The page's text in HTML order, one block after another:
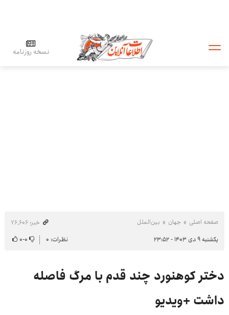
نسخه روزنامه
صفحه اصلی جهان بین‌الملل
خبر: ۷۶٬۶۰۶
یکشنبه ۹ دی ۱۴۰۳ - ۲۳:۵۲
نظرات: ۰ ۰-۰
دختر کوهنورد چند قدم با مرگ فاصله
داشت +ویدیو